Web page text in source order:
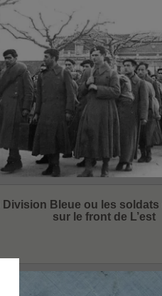
Division Bleue ou les soldats
sur le front de L’est